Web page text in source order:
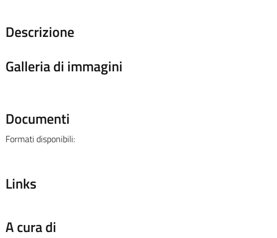
Descrizione
Galleria di immagini
Documenti
Formati disponibili:
Links
A cura di